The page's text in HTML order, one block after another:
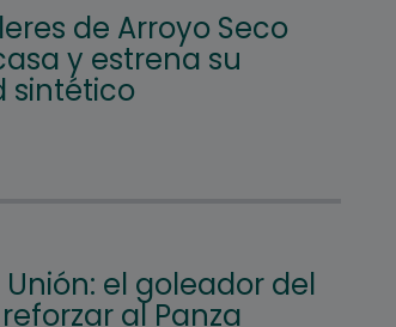
de Arroyo Seco
y estrena su
sintético
el goleador del
al Panza